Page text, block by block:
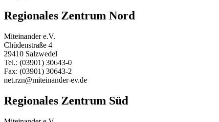
Regionales Zentrum Nord
Miteinander e.V.
Chüdenstraße 4
29410 Salzwedel
Tel.: (03901) 30643-0
Fax: (03901) 30643-2
net.rzn@miteinander-ev.de
Regionales Zentrum Süd